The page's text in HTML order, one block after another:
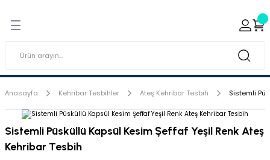
Porselen Boyaları (Toz
Boyaları
Kabartma Boyaları
Tabaklar
Anasayfa Kehribar Tesbihler Ateş Kehribar Tesbih Sistemli
Sistemli Püsküllü Kapsül Kesim Şeffaf Yeşil Renk Ateş
Kehribar Tesbih